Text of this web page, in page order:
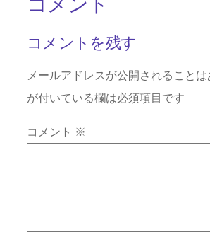
コメント
コメントを残す
メールアドレスが公開されることは
が付いている欄は必須項目です
コメント ※